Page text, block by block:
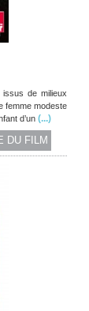
de milieux
femme modeste
d’un (...)
DU FILM